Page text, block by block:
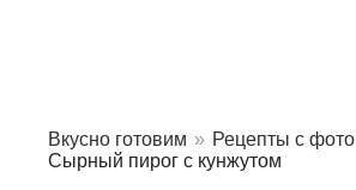
Вкусно готовим » Рецепты с фото
Сырный пирог с кунжутом